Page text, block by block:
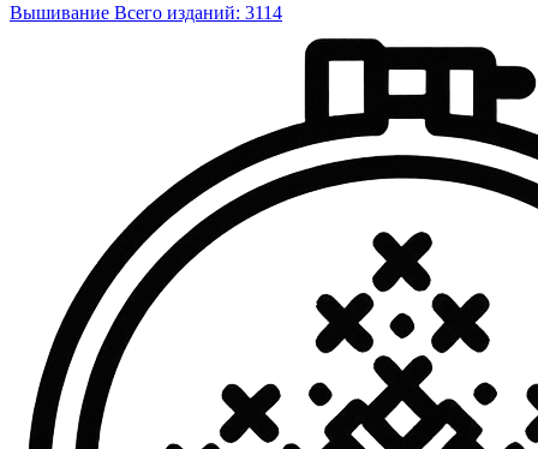
Вышивание Всего изданий: 3114